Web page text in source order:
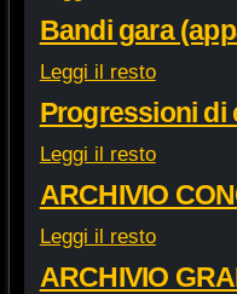
Bandi gara
Leggi il resto
Progressioni di
Leggi il resto
ARCHIVIO
Leggi il resto
ARCHIVIO